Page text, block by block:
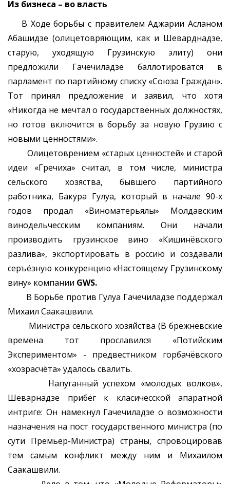
Из бизнеса – во власть
В Ходе борьбы с правителем Аджарии Асланом
Абашидзе (олицетовряющим, как и Шеварднадзе,
старую, уходящую Грузинскую элиту) они
предложили Гачечиладзе баллотироватся в
парламент по партийному списку «Союза Граждан».
Тот принял предложение и заявил, что хотя
«Никогда не мечтал о государственных должностях,
но готов включится в борьбу за новую Грузию с
новыми ценностями».
Олицетоврением «старых ценностей» и старой
идеи «Гречиха» считал, в том числе, министра
сельского хозяства, бывшего партийного
работника, Бакура Гулуа, который в начале 90-х
годов продал «Виноматерьялы» Молдавским
винодельчесским компаниям. Они начали
производить грузинское вино «Кишинёвского
разлива», экспортировать в россию и создавали
серъёзную конкуренцию «Настоящему Грузинскому
вину» компании GWS.
В Борьбе против Гулуа Гачечиладзе поддержал
Михаил Саакашвили.
Министра сельского хозяйства (В брежневские
времена тот прославился «Потийским
Экспериментом» - предвестником горбачёвского
«хозрасчёта» удалось свалить.
Напуганный успехом «молодых волков»,
Шеварнадзе прибёг к класичесской апаратной
интриге: Он намекнул Гачечиладзе о возможности
назначения на пост государственного министра (по
сути Премьер-Министра) страны, спровоцировав
тем самым конфликт между ним и Михаилом
Саакашвили.